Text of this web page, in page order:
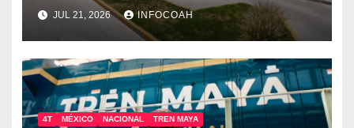
JUL 21, 2026 INFOCOAH
4T MÉXICO NACIONAL TREN MAYA